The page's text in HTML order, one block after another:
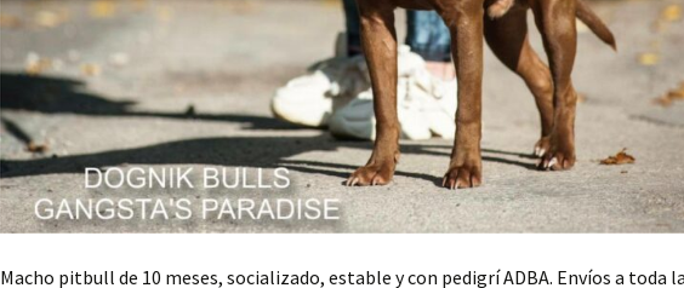
Macho pitbull de 10 meses, socializado, estable y con pedigrí ADBA. Envíos a toda